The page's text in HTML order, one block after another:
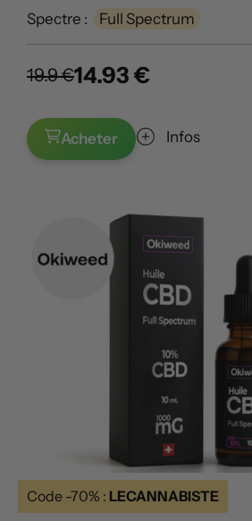
Spectre : Full Spectrum
19.9 €14.93 €
Acheter Infos
Code -70% : LECANNABISTE